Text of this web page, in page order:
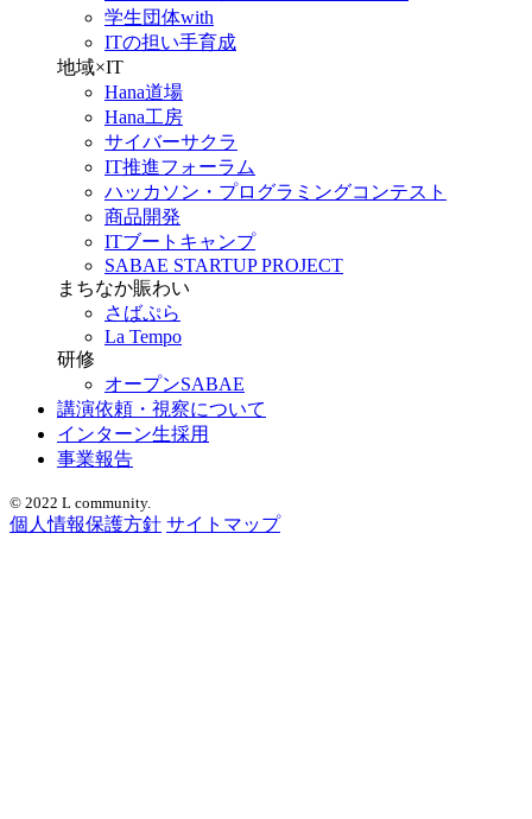
学生団体with
ITの担い手育成
地域×IT
Hana道場
Hana工房
サイバーサクラ
IT推進フォーラム
ハッカソン・プログラミングコンテスト
商品開発
ITブートキャンプ
SABAE STARTUP PROJECT
まちなか賑わい
さばぷら
La Tempo
研修
オープンSABAE
講演依頼・視察について
インターン生採用
事業報告
© 2022 L community.
個人情報保護方針 サイトマップ